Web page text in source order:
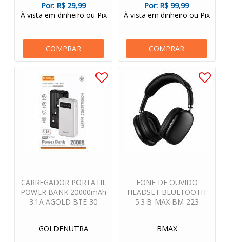
Por: R$ 29,99
À vista em dinheiro ou Pix
COMPRAR
Por: R$ 99,99
À vista em dinheiro ou Pix
COMPRAR
CARREGADOR PORTATIL
POWER BANK 20000mAh
3.1A AGOLD BTE-30
GOLDENUTRA
FONE DE OUVIDO
HEADSET BLUETOOTH
5.3 B-MAX BM-223
BMAX